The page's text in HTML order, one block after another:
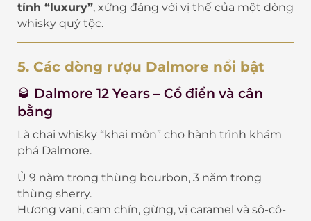
tính “luxury”, xứng đáng với vị thế của một dòng
whisky quý tộc.
5. Các dòng rượu Dalmore nổi bật
🥃 Dalmore 12 Years – Cổ điển và cân
bằng
Là chai whisky “khai môn” cho hành trình khám
phá Dalmore.
Ủ 9 năm trong thùng bourbon, 3 năm trong
thùng sherry.
Hương vani, cam chín, gừng, vị caramel và sô-cô-